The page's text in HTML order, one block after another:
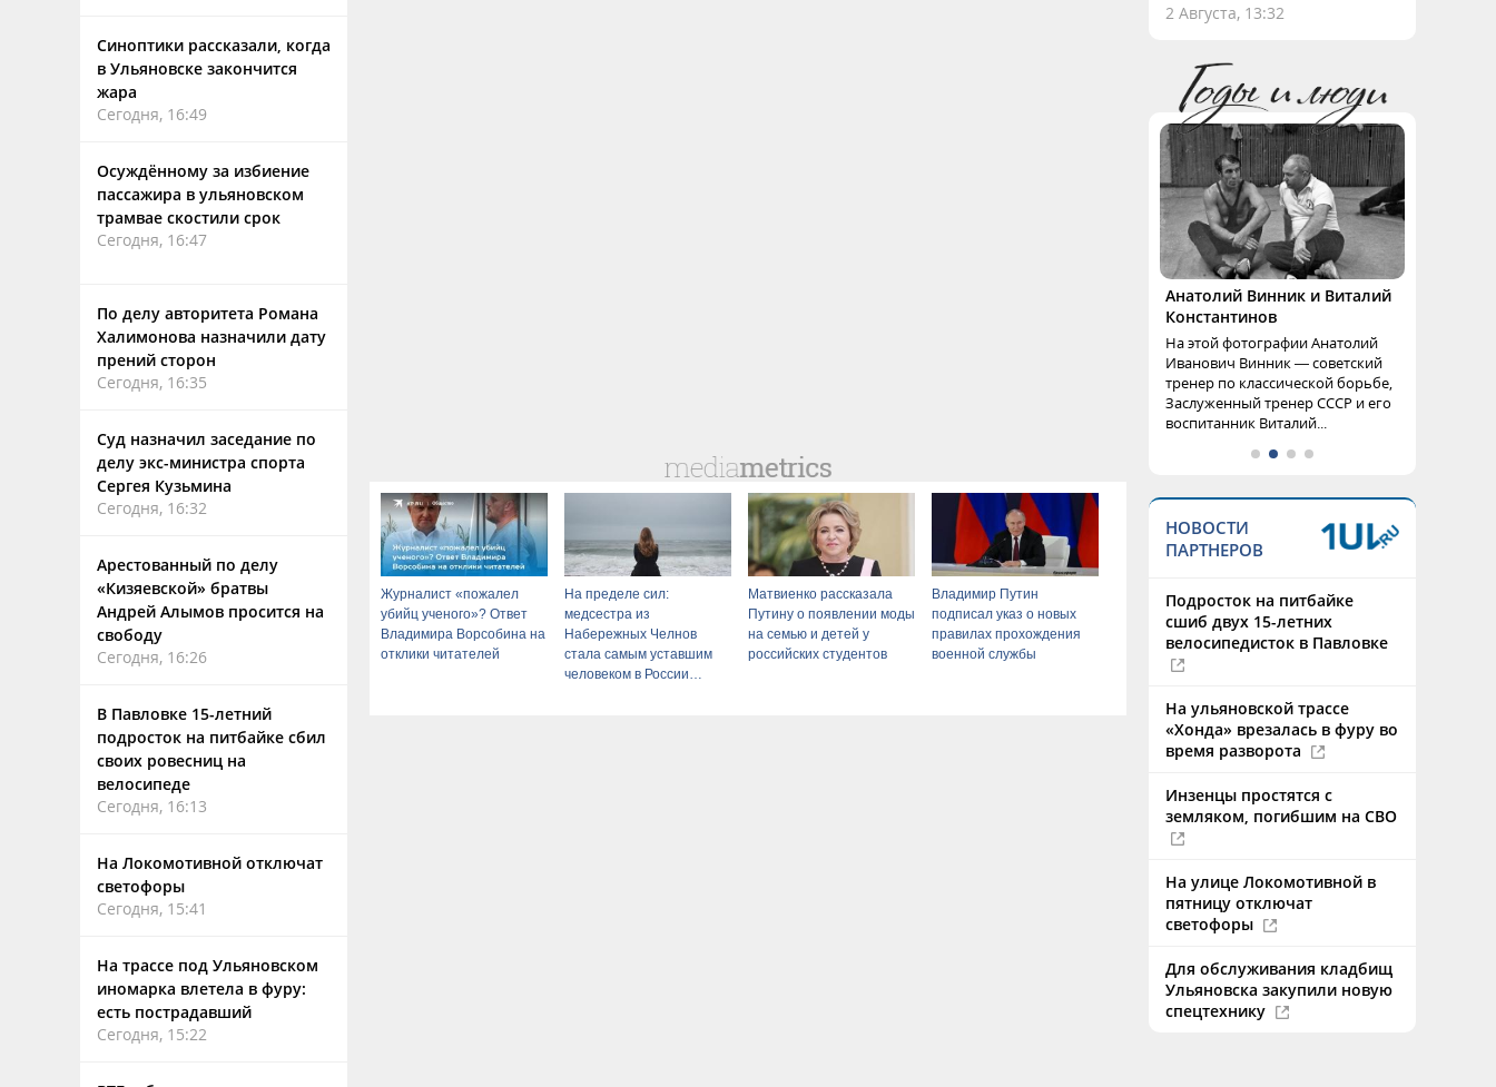
Синоптики рассказали, когда
в Ульяновске закончится
жара
Сегодня, 16:49
Осуждённому за избиение
пассажира в ульяновском
трамвае скостили срок
Сегодня, 16:47
По делу авторитета Романа
Халимонова назначили дату
прений сторон
Сегодня, 16:35
Суд назначил заседание по
делу экс-министра спорта
Сергея Кузьмина
Сегодня, 16:32
Арестованный по делу
«Кизяевской» братвы
Андрей Алымов просится на
свободу
Сегодня, 16:26
В Павловке 15-летний
подросток на питбайке сбил
своих ровесниц на
велосипеде
Сегодня, 16:13
На Локомотивной отключат
светофоры
Сегодня, 15:41
На трассе под Ульяновском
иномарка влетела в фуру:
есть пострадавший
Сегодня, 15:22
Журналист «пожалел
убийц ученого»? Ответ
Владимира Ворсобина на
отклики читателей
На пределе сил:
медсестра из
Набережных Челнов
стала самым уставшим
человеком в России
Матвиенко рассказала
Путину о появлении моды
на семью и детей у
российских студентов
Владимир Путин
подписал указ о новых
правилах прохождения
военной службы
2 Августа, 13:32
Анатолий Винник и Виталий
Константинов
На этой фотографии Анатолий
Иванович Винник — советский
тренер по классической борьбе,
Заслуженный тренер СССР и его
воспитанник Виталий...
НОВОСТИ
ПАРТНЕРОВ
Подросток на питбайке
сшиб двух 15-летних
велосипедисток в Павловке
На ульяновской трассе
«Хонда» врезалась в фуру во
время разворота
Инзенцы простятся с
земляком, погибшим на СВО
На улице Локомотивной в
пятницу отключат
светофоры
Для обслуживания кладбищ
Ульяновска закупили новую
спецтехнику